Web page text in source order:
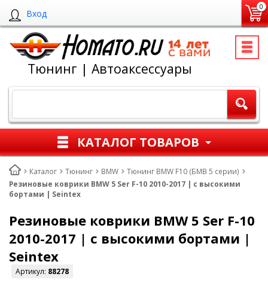
Вход
0
Тюнинг | Автоаксессуары
КАТАЛОГ ТОВАРОВ
Каталог Тюнинг BMW
Тюнинг BMW F10 (БМВ 5 серии)
Резиновые коврики BMW 5 Ser F-10 2010-2017 | с высокими
бортами | Seintex
Резиновые коврики BMW 5 Ser F-10
2010-2017 | с высокими бортами |
Seintex
Артикул: 88278